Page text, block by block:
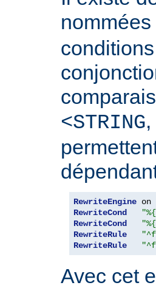
nommées
<STRING,
RewriteEngine
RewriteCond
RewriteCond
RewriteRule
RewriteRule
Avec cet